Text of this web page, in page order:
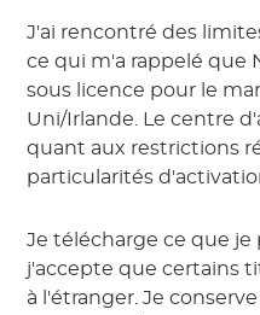
J'ai rencontré des
ce qui m'a rappelé que
sous licence pour le
Uni/Irlande. Le centre
quant aux restrictions
particularités
Je télécharge ce que je
j'accepte que certains
à l'étranger. Je